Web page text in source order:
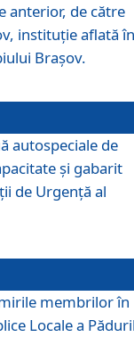
anterior, de către
instituție aflată în
Brașov.
autospeciale de
și gabarit
de Urgenţă al
membrilor în
Locale a